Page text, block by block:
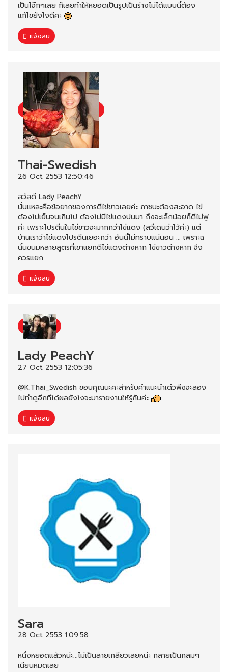
เป็นโจ๊กๆเลย ก็เลยทำให้หยอดเป็นรูปเป็นร่างไม่ได้แบบนี้ต้อง
แก้ไขยังไงดีคะ
แจ้งลบ
Thai-Swedish
26 Oct 2553 12:50:46
สวัสดี Lady PeachY
นั่นแหละคือข้อยากของการตีไข่ขาวเลยค่ะ ภาชนะต้องสะอาด ไข่
ต้องไม่เย็นจนเกินไป ต้องไม่มีไข่แดงปนมา ถึงจะเล็กน้อยก็ตีไม่ฟู
ค่ะ เพราะโปรตีนในไข่ขาวจะมากกว่าไข่แดง (สวีเดนว่าไว้ค่ะ) แต่
บ้านเราว่าไข่แดงโปรตีนเยอะกว่า อันนี้ไม่ทราบแน่นอน ... เพราะฉ
นั้นขนมหลายสูตรที่เขาแยกตีไข่แดงต่างหาก ไข่ขาวต่างหาก จึง
ควรแยก
แจ้งลบ
Lady PeachY
27 Oct 2553 12:05:36
@K.Thai_Swedish ขอบคุณนะคะสำหรับคำแนะนำเด๋วพีชจะลอง
ไปทำดูอีกทีได้ผลยังไงจะมารายงานให้รู้กันค่ะ
แจ้งลบ
Sara
28 Oct 2553 1:09:58
หนึ่งหยอดแล้วหน่ะ...ไม่เป็นลายเกลียวเลยหน่ะ กลายเป็นกลมๆ
เนียนหมดเลย